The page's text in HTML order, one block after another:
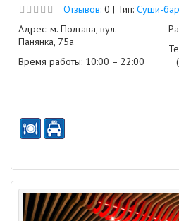
Отзывов: 0 | Тип: Суши-
Адрес: м. Полтава, вул.
Панянка, 75а
Время работы: 10:00 – 22:00